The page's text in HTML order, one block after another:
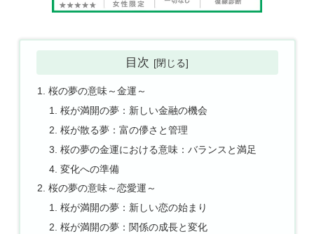
目次
桜の夢の意味～金運～
桜が満開の夢：新しい金融の機会
桜が散る夢：富の儚さと管理
桜の夢の金運における意味：バランスと満足
変化への準備
桜の夢の意味～恋愛運～
桜が満開の夢：新しい恋の始まり
桜が満開の夢：関係の成長と変化